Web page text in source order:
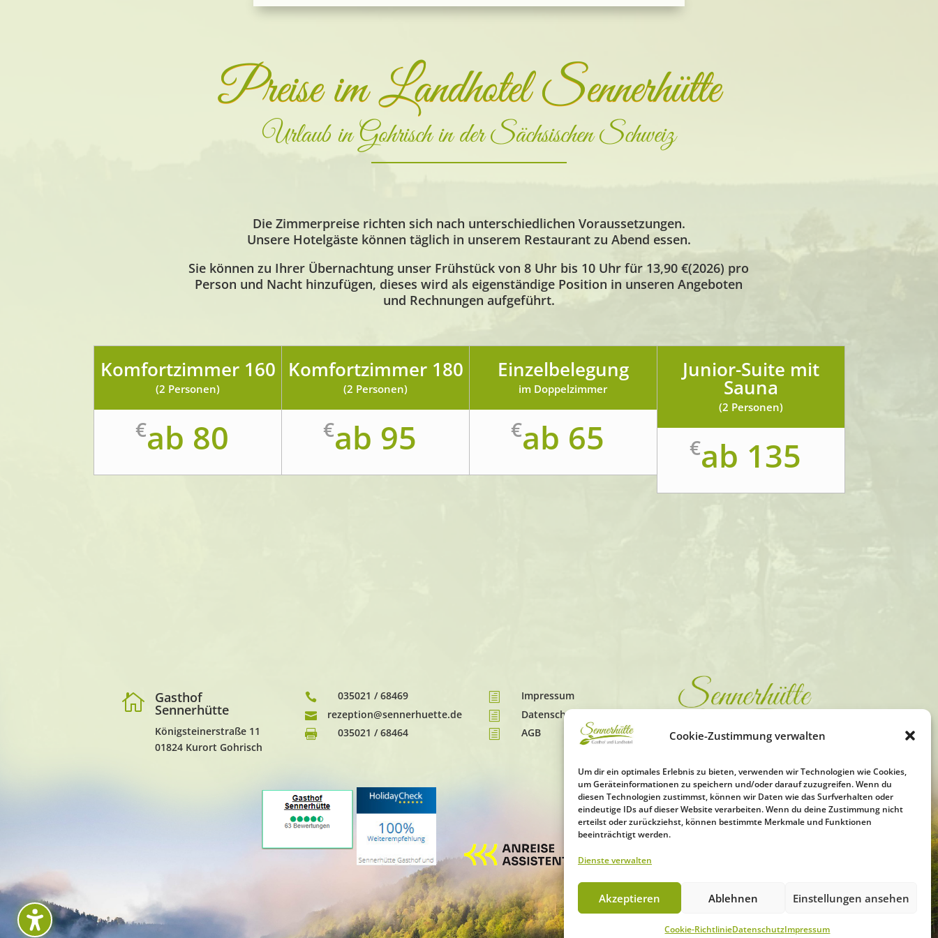
Cookie-Zustimmung verwalten
Um dir ein optimales Erlebnis zu bieten, verwenden wir Technologien wie Cookies,
um Geräteinformationen zu speichern und/oder darauf zuzugreifen. Wenn du
diesen Technologien zustimmst, können wir Daten wie das Surfverhalten oder
eindeutige IDs auf dieser Website verarbeiten. Wenn du deine Zustimmung nicht
erteilst oder zurückziehst, können bestimmte Merkmale und Funktionen
beeinträchtigt werden.
Dienste verwalten
Akzeptieren Ablehnen Einstellungen ansehen
Cookie-RichtlinieDatenschutzImpressum
Preise im Landhotel Sennerhütte
Urlaub in Gohrisch in der Sächsischen Schweiz
Die Zimmerpreise richten sich nach unterschiedlichen Voraussetzungen.
Unsere Hotelgäste können täglich in unserem Restaurant zu Abend essen.
Sie können zu Ihrer Übernachtung unser Frühstück von 8 Uhr bis 10 Uhr für 13,90 €(2026) pro
Person und Nacht hinzufügen, dieses wird als eigenständige Position in unseren Angeboten
und Rechnungen aufgeführt.
Komfortzimmer 160
(2 Personen)
€ab 80
Komfortzimmer 180
(2 Personen)
€ab 95
Einzelbelegung
im Doppelzimmer
€ab 65
Junior-Suite mit
Sauna
(2 Personen)
€ab 135
 Gasthof
Sennerhütte
Königsteinerstraße 11
01824 Kurort Gohrisch
 035021 / 68469
 rezeption@sennerhuette.de
 035021 / 68464
h Impressum
h Datenschutz
h AGB